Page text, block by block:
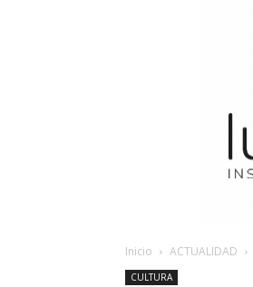
Inicio ACTUALIDAD
CULTURA